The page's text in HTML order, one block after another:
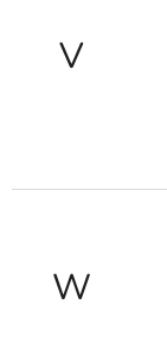
V
W